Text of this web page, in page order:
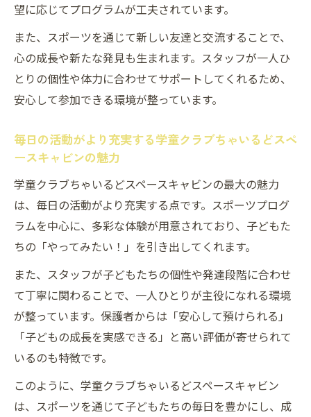
望に応じてプログラムが工夫されています。
また、スポーツを通じて新しい友達と交流することで、
心の成長や新たな発見も生まれます。スタッフが一人ひ
とりの個性や体力に合わせてサポートしてくれるため、
安心して参加できる環境が整っています。
毎日の活動がより充実する学童クラブちゃいるどスペ
ースキャビンの魅力
学童クラブちゃいるどスペースキャビンの最大の魅力
は、毎日の活動がより充実する点です。スポーツプログ
ラムを中心に、多彩な体験が用意されており、子どもた
ちの「やってみたい！」を引き出してくれます。
また、スタッフが子どもたちの個性や発達段階に合わせ
て丁寧に関わることで、一人ひとりが主役になれる環境
が整っています。保護者からは「安心して預けられる」
「子どもの成長を実感できる」と高い評価が寄せられて
いるのも特徴です。
このように、学童クラブちゃいるどスペースキャビン
は、スポーツを通じて子どもたちの毎日を豊かにし、成